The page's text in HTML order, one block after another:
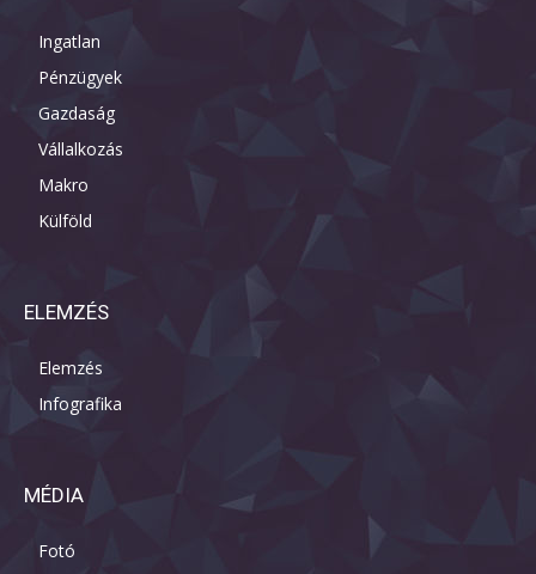
Ingatlan
Pénzügyek
Gazdaság
Vállalkozás
Makro
Külföld
ELEMZÉS
Elemzés
Infografika
MÉDIA
Fotó